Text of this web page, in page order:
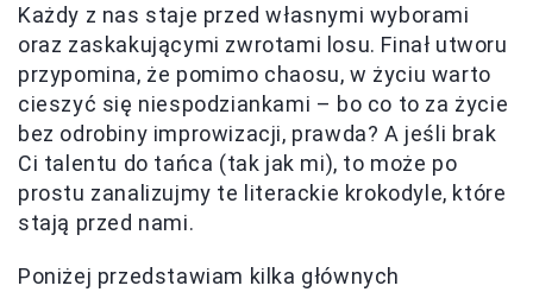
Każdy z nas staje przed własnymi wyborami
oraz zaskakującymi zwrotami losu. Finał utworu
przypomina, że pomimo chaosu, w życiu warto
cieszyć się niespodziankami – bo co to za życie
bez odrobiny improwizacji, prawda? A jeśli brak
Ci talentu do tańca (tak jak mi), to może po
prostu zanalizujmy te literackie krokodyle, które
stają przed nami.
Poniżej przedstawiam kilka głównych